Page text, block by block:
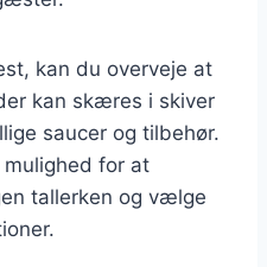
kan du overveje at
kan skæres i skiver
saucer og tilbehør.
for at
tallerken og vælge